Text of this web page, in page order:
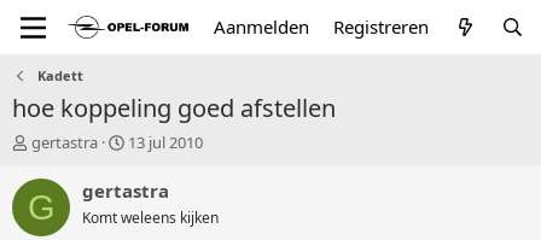
Aanmelden Registreren
Kadett
hoe koppeling goed afstellen
T
p
i
gertastra
S
a
t
13 jul 2010
G gertastra
Komt weleens kijken